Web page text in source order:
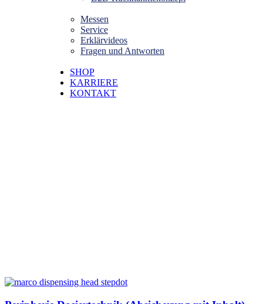
Messen
Service
Erklärvideos
Fragen und Antworten
SHOP
KARRIERE
KONTAKT